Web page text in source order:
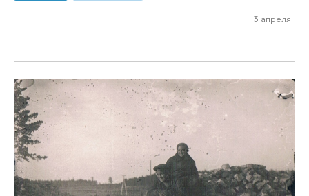
3 апреля